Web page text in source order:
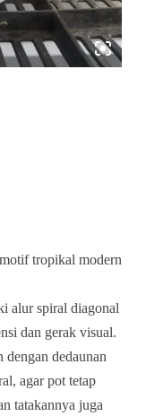
tropikal modern
alur spiral diagonal
dan gerak visual.
dengan dedaunan
agar pot tetap
tatakannya juga